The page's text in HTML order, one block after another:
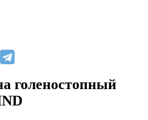
голеностопный